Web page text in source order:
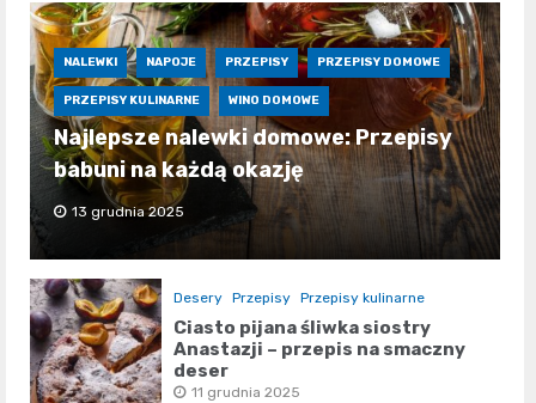
NALEWKI NAPOJE PRZEPISY PRZEPISY DOMOWE
PRZEPISY KULINARNE WINO DOMOWE
Najlepsze nalewki domowe: Przepisy
babuni na każdą okazję
13 grudnia 2025
Desery Przepisy Przepisy kulinarne
Ciasto pijana śliwka siostry
Anastazji – przepis na smaczny
deser
11 grudnia 2025